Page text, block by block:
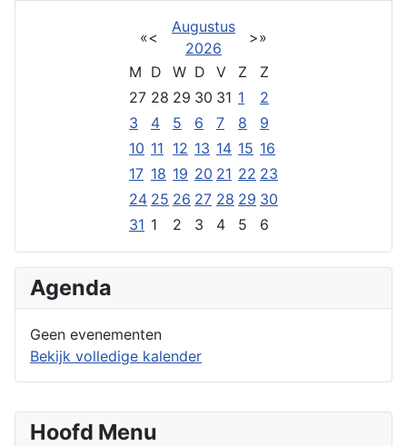
Hoofd Menu
«<
Augustus
2026
>»
M D W D V Z
Z
27 28 29 30 31 1
2
3
4 5 6 7 8
9
10 11 12 13 14 15 16
17 18 19 20 21 22 23
24 25 26 27 28 29 30
31 1 2 3 4 5 6
Agenda
Geen evenementen
Bekijk volledige kalender